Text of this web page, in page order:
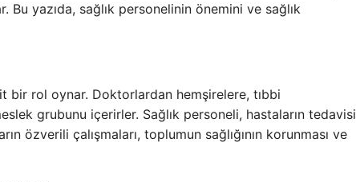
yazıda, sağlık personelinin önemini ve sağlık
bir rol oynar. Doktorlardan hemşirelere, tıbbi
grubunu içerirler. Sağlık personeli, hastaların tedavisi
özverili çalışmaları, toplumun sağlığının korunması ve